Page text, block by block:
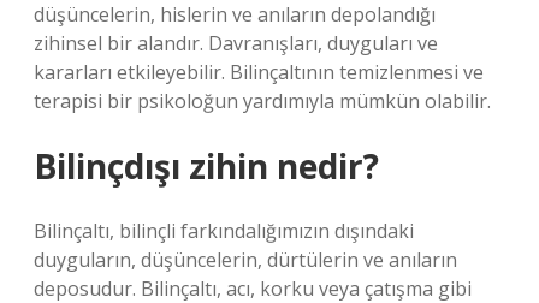
düşüncelerin, hislerin ve anıların depolandığı
zihinsel bir alandır. Davranışları, duyguları ve
kararları etkileyebilir. Bilinçaltının temizlenmesi ve
terapisi bir psikoloğun yardımıyla mümkün olabilir.
Bilinçdışı zihin nedir?
Bilinçaltı, bilinçli farkındalığımızın dışındaki
duyguların, düşüncelerin, dürtülerin ve anıların
deposudur. Bilinçaltı, acı, korku veya çatışma gibi